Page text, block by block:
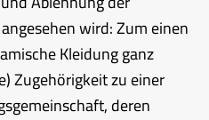
wird: Zum einen
Kleidung ganz
Zugehörigkeit zu einer
deren